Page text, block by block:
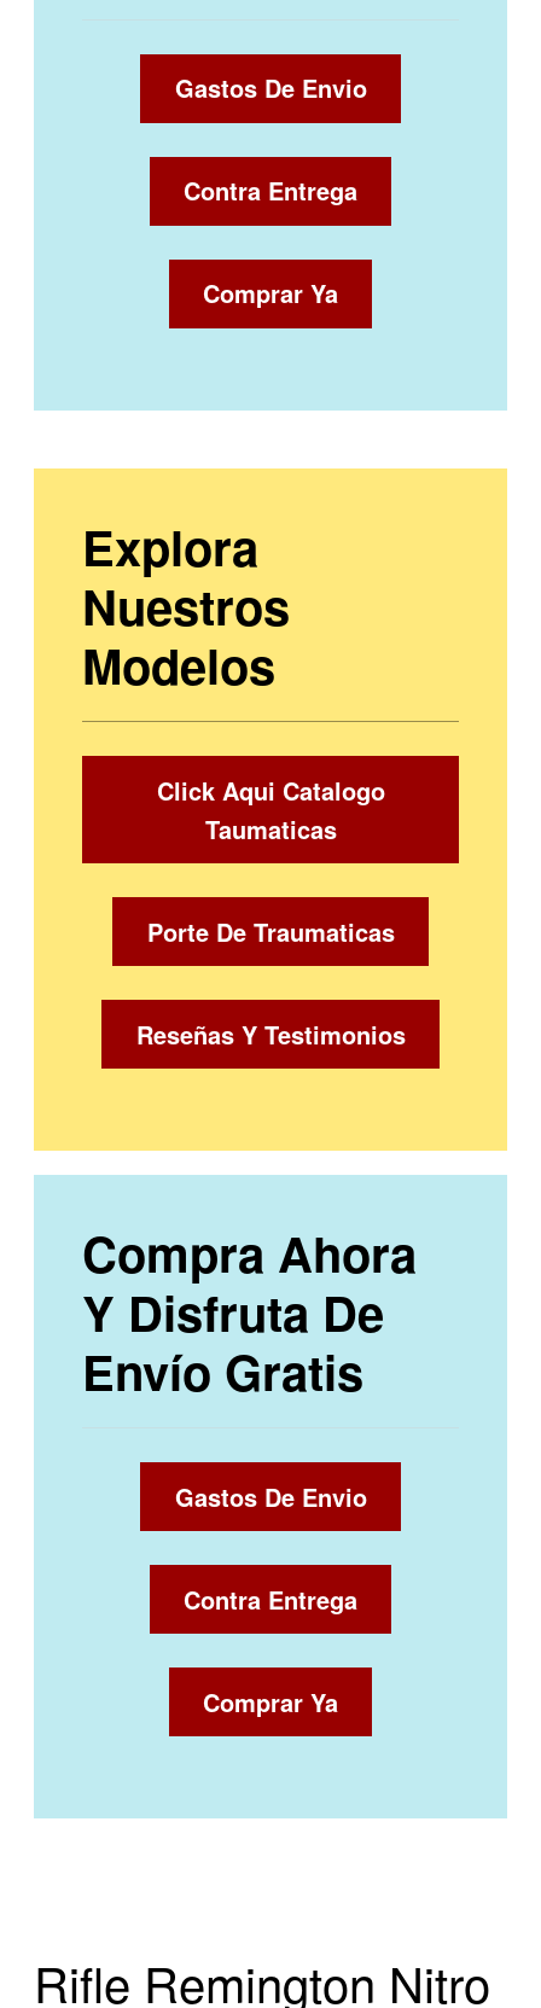
Gastos De Envio
Contra Entrega
Comprar Ya
Explora
Nuestros
Modelos
Click Aqui Catalogo
Taumaticas
Porte De Traumaticas
Reseñas Y Testimonios
Compra Ahora
Y Disfruta De
Envío Gratis
Gastos De Envio
Contra Entrega
Comprar Ya
Rifle Remington Nitro